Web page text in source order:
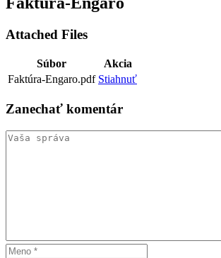
Attached Files
Súbor
Akcia
Faktúra-Engaro.pdf Stiahnuť
Zanechať komentár